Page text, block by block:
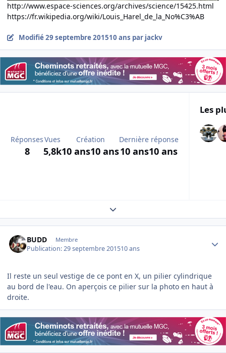
http://www.espace-sciences.org/archives/science/15425.html
https://fr.wikipedia.org/wiki/Louis_Harel_de_la_No%C3%AB
Modifié29 septembre 201510 ans par jackv
Réponses
8
Vues
5,8k
Création
10 ans10 ans
Dernière réponse
10 ans10 ans
Les
Expand topic overview
BUDD Membre
Publication:29 septembre 201510 ans
Il reste un seul vestige de ce pont en X, un pilier cylindrique
au bord de l'eau. On aperçois ce pilier sur la photo en haut à
droite.